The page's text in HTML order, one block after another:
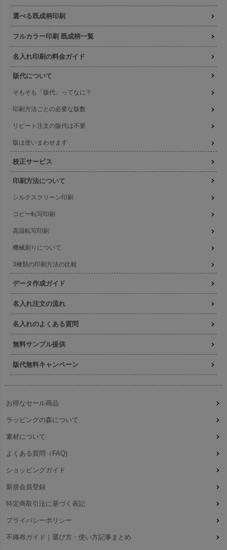
選べる既成柄印刷
フルカラー印刷 既成柄一覧
名入れ印刷の料金ガイド
版代について
そもそも「版代」ってなに？
印刷方法ごとの必要な版数
リピート注文の版代は不要
版は使いまわせます
校正サービス
印刷方法について
シルクスクリーン印刷
コピー転写印刷
高温転写印刷
機械刷りについて
3種類の印刷方法の比較
データ作成ガイド
名入れ注文の流れ
名入れのよくある質問
無料サンプル提供
版代無料キャンペーン
お得なセール商品
ラッピングの森について
素材について
よくある質問（FAQ)
ショッピングガイド
新規会員登録
特定商取引法に基づく表記
プライバシーポリシー
不織布ガイド｜選び方・使い方記事まとめ